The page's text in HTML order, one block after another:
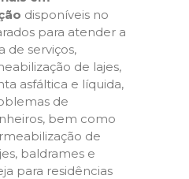
disponíveis no
para atender a
de serviços,
de lajes,
asfáltica e líquida,
de
bem como
de
baldrames e
para residências